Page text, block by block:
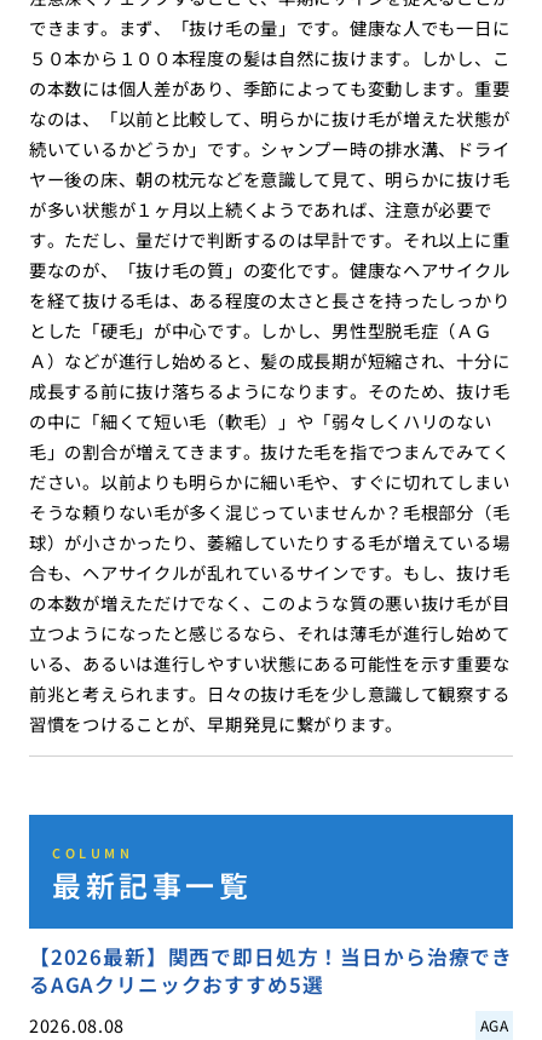
できます。まず、「抜け毛の量」です。健康な人でも一日に
５０本から１００本程度の髪は自然に抜けます。しかし、こ
の本数には個人差があり、季節によっても変動します。重要
なのは、「以前と比較して、明らかに抜け毛が増えた状態が
続いているかどうか」です。シャンプー時の排水溝、ドライ
ヤー後の床、朝の枕元などを意識して見て、明らかに抜け毛
が多い状態が１ヶ月以上続くようであれば、注意が必要で
す。ただし、量だけで判断するのは早計です。それ以上に重
要なのが、「抜け毛の質」の変化です。健康なヘアサイクル
を経て抜ける毛は、ある程度の太さと長さを持ったしっかり
とした「硬毛」が中心です。しかし、男性型脱毛症（ＡＧ
Ａ）などが進行し始めると、髪の成長期が短縮され、十分に
成長する前に抜け落ちるようになります。そのため、抜け毛
の中に「細くて短い毛（軟毛）」や「弱々しくハリのない
毛」の割合が増えてきます。抜けた毛を指でつまんでみてく
ださい。以前よりも明らかに細い毛や、すぐに切れてしまい
そうな頼りない毛が多く混じっていませんか？毛根部分（毛
球）が小さかったり、萎縮していたりする毛が増えている場
合も、ヘアサイクルが乱れているサインです。もし、抜け毛
の本数が増えただけでなく、このような質の悪い抜け毛が目
立つようになったと感じるなら、それは薄毛が進行し始めて
いる、あるいは進行しやすい状態にある可能性を示す重要な
前兆と考えられます。日々の抜け毛を少し意識して観察する
習慣をつけることが、早期発見に繋がります。
COLUMN
最新記事一覧
【2026最新】関西で即日処方！当日から治療でき
るAGAクリニックおすすめ5選
2026.08.08 AGA